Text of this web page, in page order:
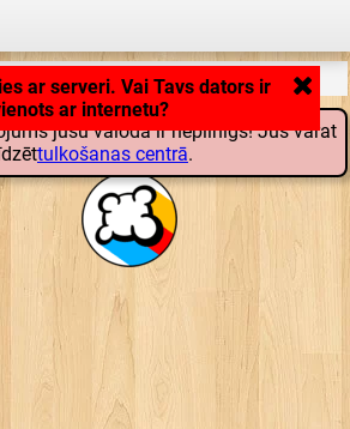
lādējas ... ...
jūsu valodā ir nepilnīgs! Jūs varat
tulkošanas centrā.